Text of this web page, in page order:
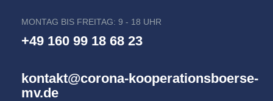
MONTAG BIS FREITAG: 9 - 18 UHR
+49 160 99 18 68 23
kontakt@corona-kooperationsboerse-
mv.de